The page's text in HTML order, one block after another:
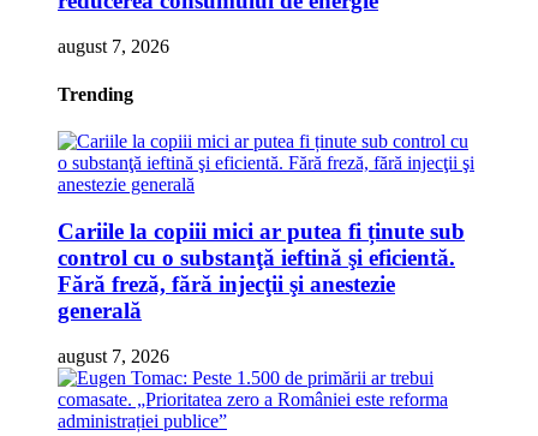
august 7, 2026
Trending
Cariile la copiii mici ar putea fi ținute sub
control cu o substanţă ieftină şi eficientă.
Fără freză, fără injecţii şi anestezie
generală
august 7, 2026